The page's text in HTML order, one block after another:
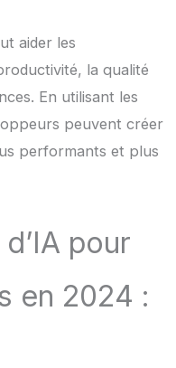
aider les
la qualité
En utilisant les
peuvent créer
performants et plus
pour
en 2024 :